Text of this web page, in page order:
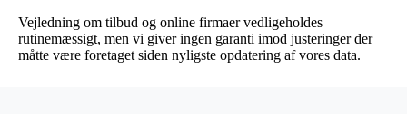
Vejledning om tilbud og online firmaer vedligeholdes
rutinemæssigt, men vi giver ingen garanti imod justeringer der
måtte være foretaget siden nyligste opdatering af vores data.